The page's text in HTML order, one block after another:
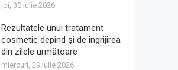
joi, 30 iulie 2026
Rezultatele unui tratament
cosmetic depind și de îngrijirea
din zilele următoare
miercuri, 29 iulie 2026